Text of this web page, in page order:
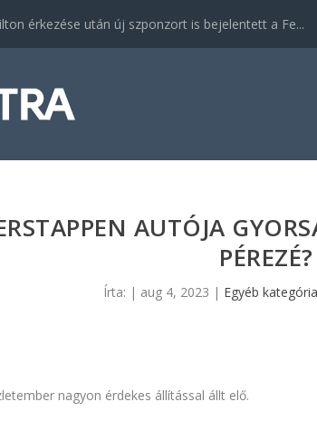
érkezése után új szponzort is bejelentett a Fe...
AUTÓJA
PÉREZÉ?
Írta: | aug 4, 2023 | Egyéb kategória
nagyon érdekes állítással állt elő.